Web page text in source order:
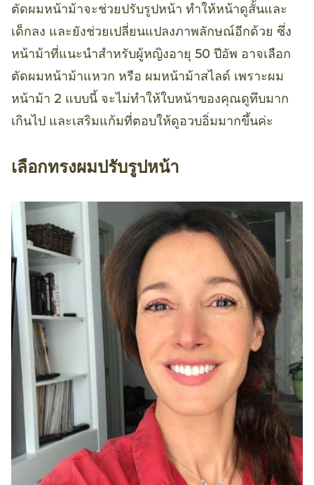
ตัดผมหน้าม้าจะช่วยปรับรูปหน้า ทำให้หน้าดูสั้นและ
เด็กลง และยังช่วยเปลี่ยนแปลงภาพลักษณ์อีกด้วย ซึ่ง
หน้าม้าที่แนะนำสำหรับผู้หญิงอายุ 50 ปีอัพ อาจเลือก
ตัดผมหน้าม้าแหวก หรือ ผมหน้าม้าสไลด์ เพราะผม
หน้าม้า 2 แบบนี้ จะไม่ทำให้ใบหน้าของคุณดูทึบมาก
เกินไป และเสริมแก้มที่ตอบให้ดูอวบอิ่มมากขึ้นค่ะ
เลือกทรงผมปรับรูปหน้า